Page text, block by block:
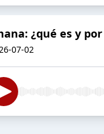
¿qué es y
07-02